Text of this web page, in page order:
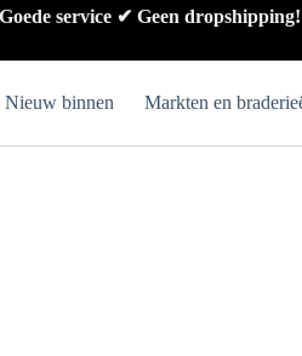
service ✔ Geen dropshipping!
Nieuw binnen Markten en